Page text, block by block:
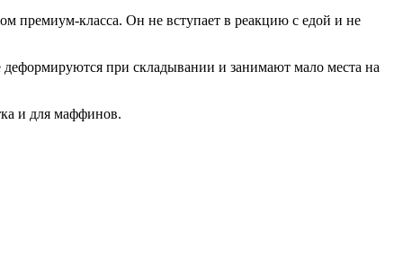
премиум-класса. Он не вступает в реакцию с едой и не
при складывании и занимают мало места на
и для маффинов.